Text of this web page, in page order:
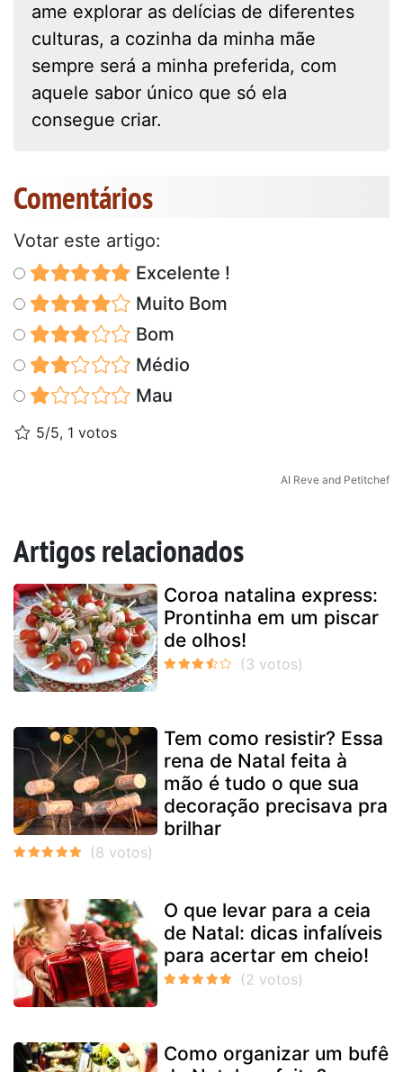
ame explorar as delícias de diferentes
culturas, a cozinha da minha mãe
sempre será a minha preferida, com
aquele sabor único que só ela
consegue criar.
Comentários
Votar este artigo:
Excelente !
Muito Bom
Bom
Médio
Mau
5/5, 1 votos
AI Reve and Petitchef
Artigos relacionados
Coroa natalina express:
Prontinha em um piscar
de olhos!
Tem como resistir? Essa
rena de Natal feita à
mão é tudo o que sua
decoração precisava pra
brilhar
O que levar para a ceia
de Natal: dicas infalíveis
para acertar em cheio!
Como organizar um bufê